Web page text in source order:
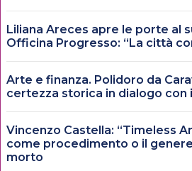
Liliana Areces apre le porte al
Officina Progresso: “La città
Arte e finanza. Polidoro da
certezza storica in dialogo con
Vincenzo Castella: “Timeless
come procedimento o il
morto